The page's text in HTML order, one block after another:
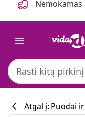
Atgal į: Puodai